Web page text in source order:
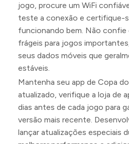
jogo, procure um WiFi
teste a conexão e certifique-
funcionando bem. Não confie
frágeis para jogos
seus dados móveis que
estáveis.
Mantenha seu app de Copa
atualizado, verifique a loja de
dias antes de cada jogo para
versão mais recente.
lançar atualizações especiais